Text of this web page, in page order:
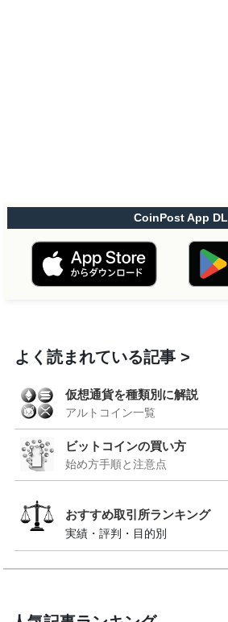
CoinPost App DL
よく読まれている記事
仮想通貨を種類別に解説
アルトコイン一覧
ビットコインの買い方
始め方手順と注意点
おすすめ取引所ランキング
実績・評判・目的別